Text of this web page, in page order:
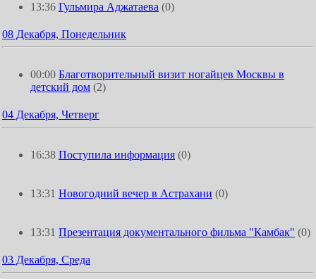
13:36 Гульмира Аджатаева (0)
08 Декабря, Понедельник
00:00 Благотворительный визит ногайцев Москвы в
детский дом (2)
04 Декабря, Четверг
16:38 Поступила информация (0)
13:31 Новогодний вечер в Астрахани (0)
13:31 Презентация документального фильма "Камбак" (0)
03 Декабря, Среда